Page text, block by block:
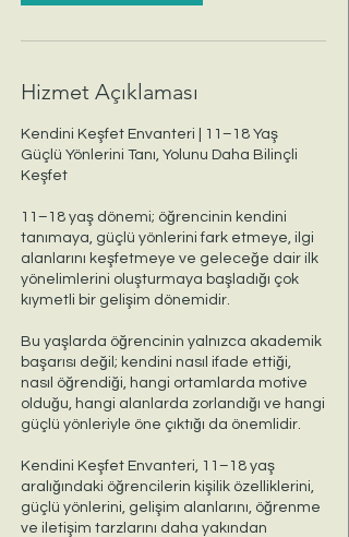
Hizmet Açıklaması
Kendini Keşfet Envanteri | 11–18 Yaş
Güçlü Yönlerini Tanı, Yolunu Daha Bilinçli
Keşfet
11–18 yaş dönemi; öğrencinin kendini
tanımaya, güçlü yönlerini fark etmeye, ilgi
alanlarını keşfetmeye ve geleceğe dair ilk
yönelimlerini oluşturmaya başladığı çok
kıymetli bir gelişim dönemidir.
Bu yaşlarda öğrencinin yalnızca akademik
başarısı değil; kendini nasıl ifade ettiği,
nasıl öğrendiği, hangi ortamlarda motive
olduğu, hangi alanlarda zorlandığı ve hangi
güçlü yönleriyle öne çıktığı da önemlidir.
Kendini Keşfet Envanteri, 11–18 yaş
aralığındaki öğrencilerin kişilik özelliklerini,
güçlü yönlerini, gelişim alanlarını, öğrenme
ve iletişim tarzlarını daha yakından